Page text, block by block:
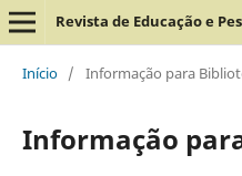
Revista de Educação e
Início / Informação para
Informação